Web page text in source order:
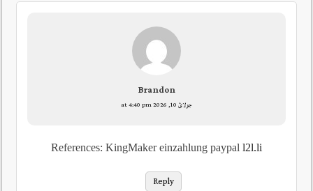
Brandon
جولائ 10, 2026 at 4:40 pm
References: KingMaker einzahlung paypal l2l.li
Reply